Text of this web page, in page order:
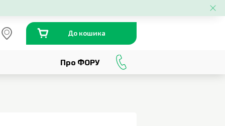
До кошика
Про ФОРУ